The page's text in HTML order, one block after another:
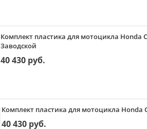
Комплект пластика для мотоцикла Honda
Заводской
40 430 руб.
Комплект пластика для мотоцикла Honda
40 430 руб.